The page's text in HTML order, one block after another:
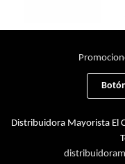
Distribuidora Mayorista El